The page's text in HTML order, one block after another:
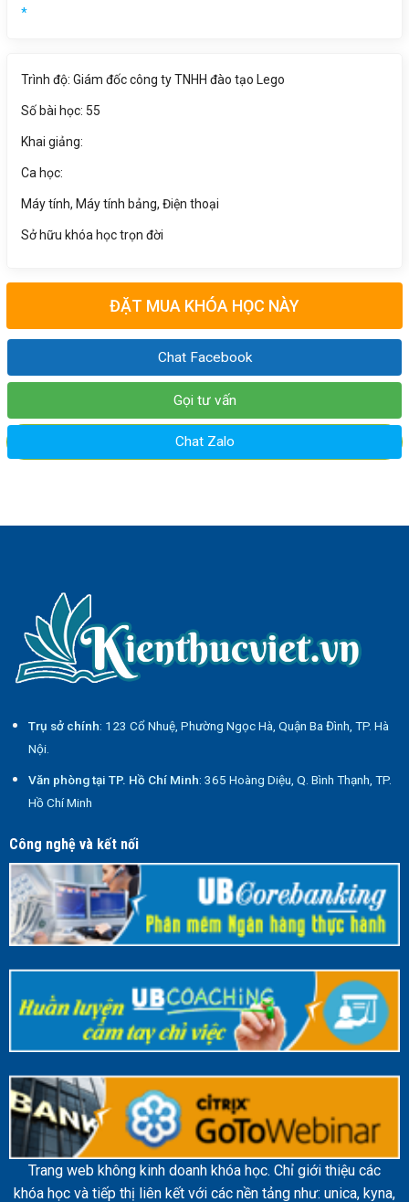
*
Trình độ: Giám đốc công ty TNHH đào tạo Lego
Số bài học: 55
Khai giảng:
Ca học:
Máy tính, Máy tính bảng, Điện thoại
Sở hữu khóa học trọn đời
ĐẶT MUA KHÓA HỌC NÀY
Chat Facebook
Gọi tư vấn
Chat Zalo
Trụ sở chính: 123 Cổ Nhuệ, Phường Ngọc Hà, Quận Ba Đình, TP. Hà
Nội.
Văn phòng tại TP. Hồ Chí Minh: 365 Hoàng Diệu, Q. Bình Thạnh, TP.
Hồ Chí Minh
Công nghệ và kết nối
Trang web không kinh doanh khóa học. Chỉ giới thiệu các
khóa học và tiếp thị liên kết với các nền tảng như: unica, kyna,